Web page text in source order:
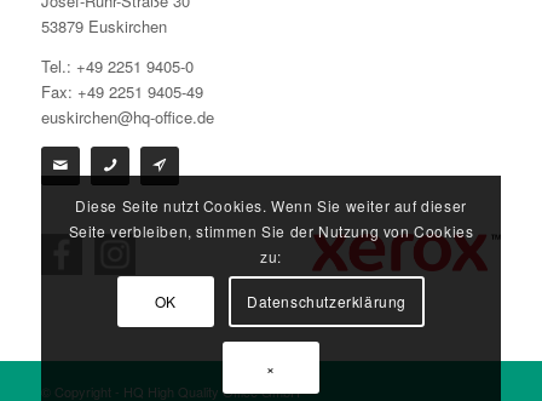
53879 Euskirchen
Tel.: +49 2251 9405-0
Fax: +49 2251 9405-49
euskirchen@hq-office.de
© Copyright - HQ High Quality Office GmbH
Diese Seite nutzt Cookies. Wenn Sie weiter auf dieser
Seite verbleiben, stimmen Sie der Nutzung von Cookies
zu:
OK Datenschutzerklärung
×